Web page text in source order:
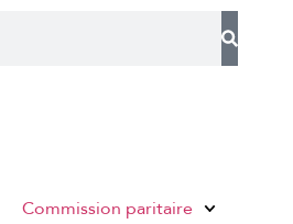
Commission paritaire